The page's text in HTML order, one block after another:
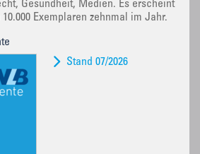
Gesundheit, Medien. Es erscheint
Exemplaren zehnmal im Jahr.
Stand 07/2026